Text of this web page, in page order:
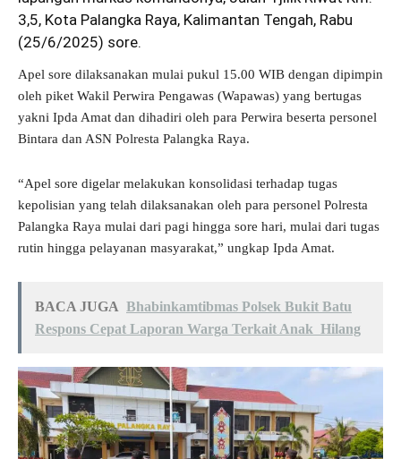
3,5, Kota Palangka Raya, Kalimantan Tengah, Rabu
(25/6/2025) sore.
Apel sore dilaksanakan mulai pukul 15.00 WIB dengan dipimpin
oleh piket Wakil Perwira Pengawas (Wapawas) yang bertugas
yakni Ipda Amat dan dihadiri oleh para Perwira beserta personel
Bintara dan ASN Polresta Palangka Raya.
“Apel sore digelar melakukan konsolidasi terhadap tugas
kepolisian yang telah dilaksanakan oleh para personel Polresta
Palangka Raya mulai dari pagi hingga sore hari, mulai dari tugas
rutin hingga pelayanan masyarakat,” ungkap Ipda Amat.
BACA JUGA Bhabinkamtibmas Polsek Bukit Batu
Respons Cepat Laporan Warga Terkait Anak Hilang